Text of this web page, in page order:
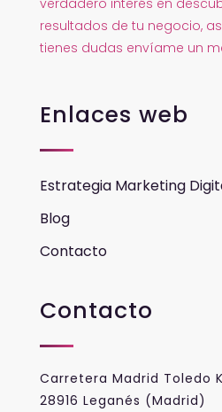
verdadero interés en
resultados de tu negocio,
tienes dudas envíame un
Enlaces web
Estrategia Marketing
Blog
Contacto
Contacto
Carretera Madrid Toledo
28916 Leganés (Madrid)